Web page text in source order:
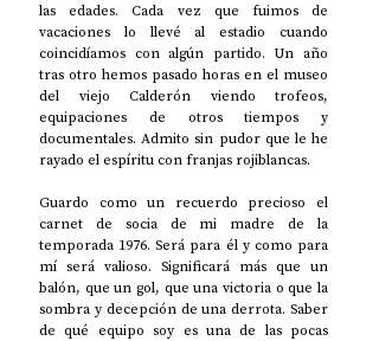
las edades. Cada vez que fuimos de
vacaciones lo llevé al estadio cuando
coincidíamos con algún partido. Un año
tras otro hemos pasado horas en el museo
del viejo Calderón viendo trofeos,
equipaciones de otros tiempos y
documentales. Admito sin pudor que le he
rayado el espíritu con franjas rojiblancas.
Guardo como un recuerdo precioso el
carnet de socia de mi madre de la
temporada 1976. Será para él y como para
mí será valioso. Significará más que un
balón, que un gol, que una victoria o que la
sombra y decepción de una derrota. Saber
de qué equipo soy es una de las pocas